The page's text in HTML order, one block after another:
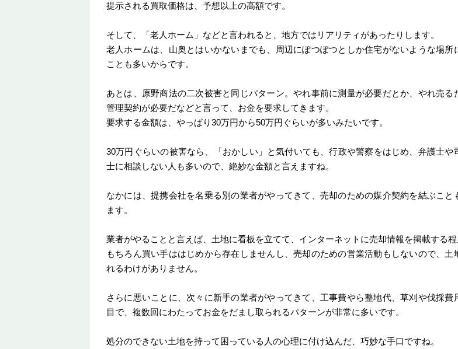
提示される買取価格は、予想以上の高額です。
そして、「老人ホーム」などと言われると、地方ではリアリティがあったりします。
老人ホームは、山奥とはいかないまでも、周辺にぽつぽつとしか住宅がないような場所
ことも多いからです。
あとは、原野商法の二次被害と同じパターン。やれ事前に測量が必要だとか、やれ売る
管理契約が必要だなどと言って、お金を要求してきます。
要求する金額は、やっぱり30万円から50万円ぐらいが多いみたいです。
30万円ぐらいの被害なら、「おかしい」と気付いても、行政や警察をはじめ、弁護士や
士に相談しない人も多いので、絶妙な金額と言えますね。
なかには、提携会社を名乗る別の業者がやってきて、売却のための媒介契約を結ぶこと
ます。
業者がやることと言えば、土地に看板を立てて、インターネットに売却情報を掲載する程
もちろん買い手ははじめから存在しませんし、売却のための営業活動もしないので、土
れるわけがありません。
さらに悪いことに、次々に新手の業者がやってきて、工事費やら整地代、草刈や伐採費
目で、複数回にわたってお金をだまし取られるパターンが非常に多いです。
処分のできない土地を持って困っている人の心理に付け込んだ、巧妙な手口ですね。